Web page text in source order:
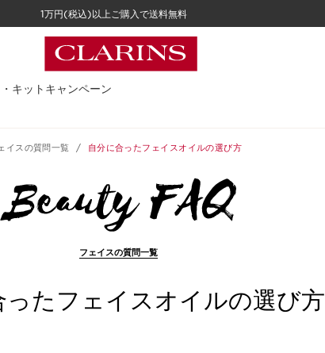
1万円(税込)以上ご購入で送料無料
キット キャンペーン
イスの質問一覧 自分に合ったフェイスオイルの選び方
フェイスの質問一覧
ったフェイスオイルの選び方